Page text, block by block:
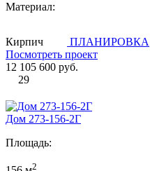
Материал:
Кирпич
ПЛАНИРОВКА
Посмотреть проект
12 105 600 руб.
29
Дом 273-156-2Г
Площадь:
2